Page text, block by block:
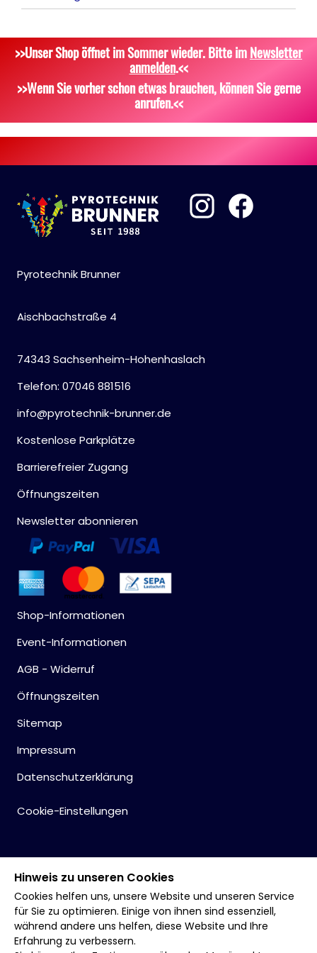
Scherzartikel
Zubehör
Attrappen
>>Unser Shop öffnet im Sommer wieder. Bitte imNewsletter
anmelden.<<
>>Wenn Sie vorher schon etwas brauchen, können Sie gerne
anrufen.<<
Pyrotechnik Brunner
Aischbachstraße 4
74343 Sachsenheim-Hohenhaslach
Telefon: 07046 881516
info@pyrotechnik-brunner.de
Kostenlose Parkplätze
Barrierefreier Zugang
Öffnungszeiten
Newsletter abonnieren
Shop-Informationen
Event-Informationen
AGB - Widerruf
Öffnungszeiten
Sitemap
Impressum
Datenschutzerklärung
Cookie-Einstellungen
Hinweis zu unseren Cookies
Cookies helfen uns, unsere Website und unseren Service
für Sie zu optimieren. Einige von ihnen sind essenziell,
während andere uns helfen, diese Website und Ihre
Erfahrung zu verbessern.